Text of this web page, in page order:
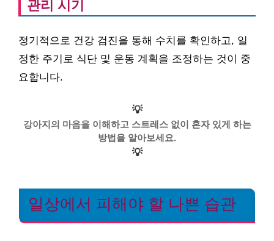
관리 시기
정기적으로 건강 검진을 통해 수치를 확인하고, 일
정한 주기로 식단 및 운동 계획을 조정하는 것이 중
요합니다.
💡
강아지의 마음을 이해하고 스트레스 없이 혼자 있게 하는
방법을 알아보세요.
💡
일상에서 피해야 할 나쁜 습관